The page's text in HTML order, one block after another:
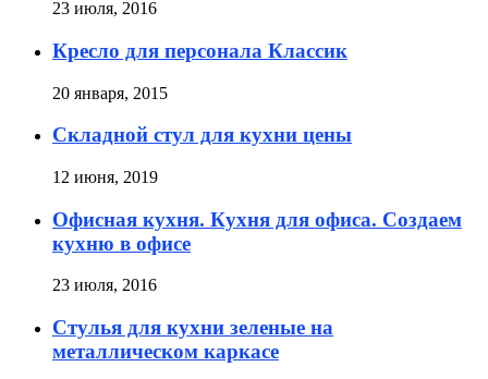
23 июля, 2016
Кресло для персонала Классик
20 января, 2015
Складной стул для кухни цены
12 июня, 2019
Офисная кухня. Кухня для офиса. Создаем
кухню в офисе
23 июля, 2016
Стулья для кухни зеленые на
металлическом каркасе